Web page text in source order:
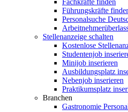
Fachkräfte finden
Führungskräfte
Personalsuche
Stellenanzeige schalten
Kostenlose
Studentenjob
Minijob inserieren
Ausbildungsplatz
Nebenjob inserieren
Praktikumsplatz
Branchen
Gastronomie